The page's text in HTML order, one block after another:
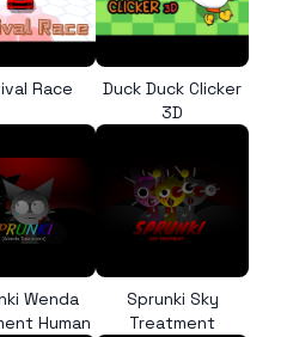
Race
Duck Duck Clicker
3D
Wenda
Human
Sprunki Sky
Treatment